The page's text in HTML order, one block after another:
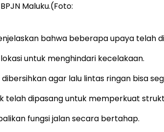
Maluku.(Foto:
bahwa beberapa upaya telah
untuk menghindari kecelakaan.
agar lalu lintas ringan bisa
telah dipasang untuk memperkuat
fungsi jalan secara bertahap.